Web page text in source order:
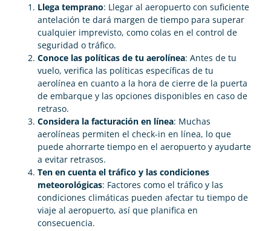
Llega temprano: Llegar al aeropuerto con suficiente
antelación te dará margen de tiempo para superar
cualquier imprevisto, como colas en el control de
seguridad o tráfico.
Conoce las políticas de tu aerolínea: Antes de tu
vuelo, verifica las políticas específicas de tu
aerolínea en cuanto a la hora de cierre de la puerta
de embarque y las opciones disponibles en caso de
retraso.
Considera la facturación en línea: Muchas
aerolíneas permiten el check-in en línea, lo que
puede ahorrarte tiempo en el aeropuerto y ayudarte
a evitar retrasos.
Ten en cuenta el tráfico y las condiciones
meteorológicas: Factores como el tráfico y las
condiciones climáticas pueden afectar tu tiempo de
viaje al aeropuerto, así que planifica en
consecuencia.